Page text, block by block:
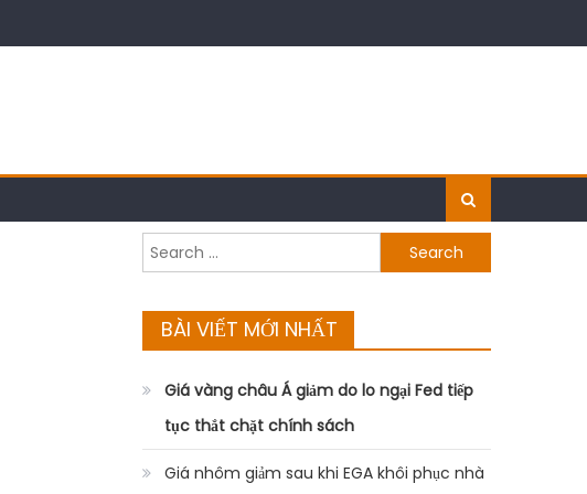
Search
for:
BÀI VIẾT MỚI NHẤT
Giá vàng châu Á giảm do lo ngại Fed tiếp
tục thắt chặt chính sách
Giá nhôm giảm sau khi EGA khôi phục nhà